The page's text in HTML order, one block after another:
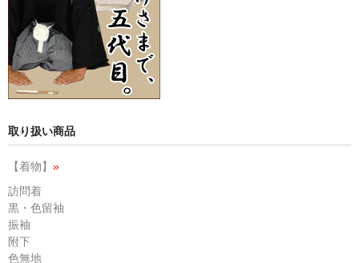
取り扱い商品
【着物】 »
訪問着
黒・色留袖
振袖
附下
色無地